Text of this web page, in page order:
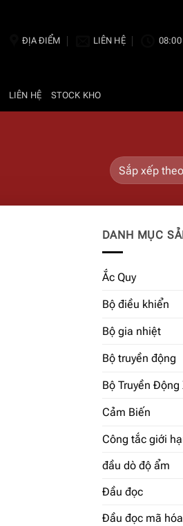
ĐỊA ĐIỂM LIÊN HỆ
LIÊN HỆ STOCK KHO
DANH MỤC
Ắc Quy
Bộ điều khiển
Bộ gia nhiệt
Bộ truyền động
Bộ Truyền
Cảm Biến
Công tắc giới
đầu dò độ ẩm
Đầu đọc
Đầu đọc mã hóa